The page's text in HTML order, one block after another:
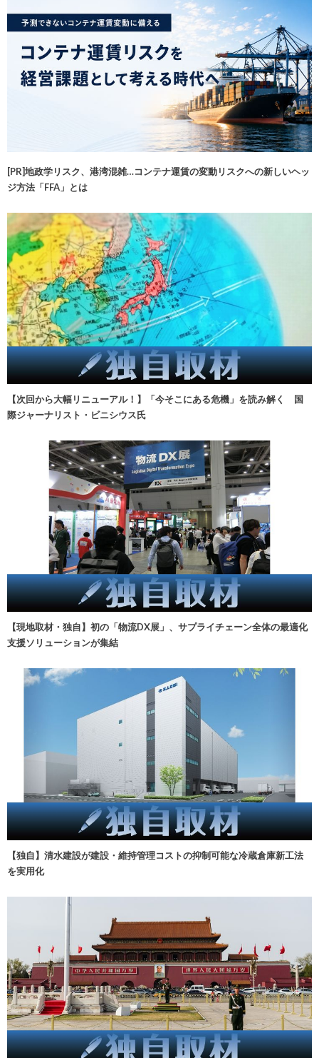
[PR]地政学リスク、港湾混雑…コンテナ運賃の変動リスクへの新しいヘッ
ジ方法「FFA」とは
【次回から大幅リニューアル！】「今そこにある危機」を読み解く 国
際ジャーナリスト・ビニシウス氏
【現地取材・独自】初の「物流DX展」、サプライチェーン全体の最適化
支援ソリューションが集結
【独自】清水建設が建設・維持管理コストの抑制可能な冷蔵倉庫新工法
を実用化